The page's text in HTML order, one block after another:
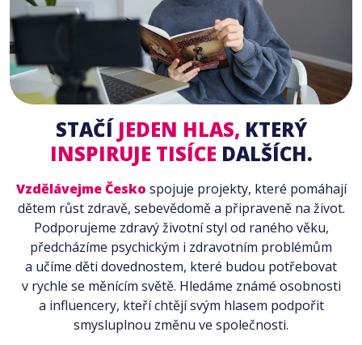
STAČÍ JEDEN HLAS, KTERÝ
INSPIRUJE TISÍCE DALŠÍCH.
Vzdělávejme Česko spojuje projekty, které pomáhají
dětem růst zdravě, sebevědomě a připraveně na život.
Podporujeme zdravý životní styl od raného věku,
předcházíme psychickým i zdravotním problémům
a učíme děti dovednostem, které budou potřebovat
v rychle se měnícím světě. Hledáme známé osobnosti
a influencery, kteří chtějí svým hlasem podpořit
smysluplnou změnu ve společnosti.